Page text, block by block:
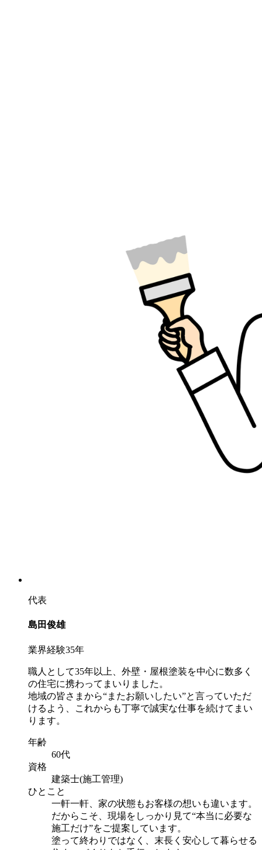
代表
島田俊雄
業界経験35年
職人として35年以上、外壁・屋根塗装を中心に数多く
の住宅に携わってまいりました。
地域の皆さまから“またお願いしたい”と言っていただ
けるよう、これからも丁寧で誠実な仕事を続けてまい
ります。
年齢
60代
資格
建築士(施工管理)
ひとこと
一軒一軒、家の状態もお客様の想いも違います。
だからこそ、現場をしっかり見て“本当に必要な
施工だけ”をご提案しています。
塗って終わりではなく、末長く安心して暮らせる